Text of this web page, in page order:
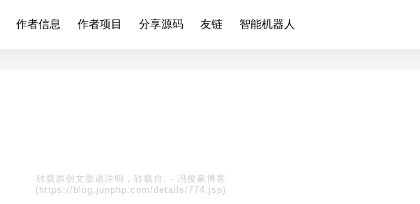
作者信息 作者项目 分享源码 友链 智能机器人
转载原创文章请注明，转载自: - 冯俊豪博客
(https://blog.junphp.com/details/774.jsp)